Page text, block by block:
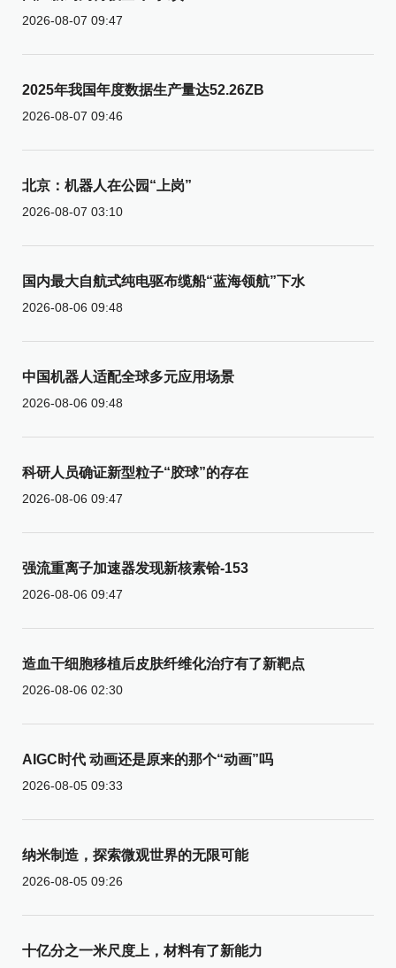
2026-08-07 09:47
2025年我国年度数据生产量达52.26ZB
2026-08-07 09:46
北京：机器人在公园“上岗”
2026-08-07 03:10
国内最大自航式纯电驱布缆船“蓝海领航”下水
2026-08-06 09:48
中国机器人适配全球多元应用场景
2026-08-06 09:48
科研人员确证新型粒子“胶球”的存在
2026-08-06 09:47
强流重离子加速器发现新核素铪-153
2026-08-06 09:47
造血干细胞移植后皮肤纤维化治疗有了新靶点
2026-08-06 02:30
AIGC时代 动画还是原来的那个“动画”吗
2026-08-05 09:33
纳米制造，探索微观世界的无限可能
2026-08-05 09:26
十亿分之一米尺度上，材料有了新能力